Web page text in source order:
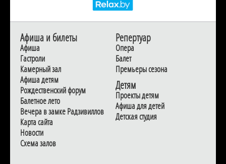
Афиша и билеты
Афиша
Гастроли
Камерный зал
Афиша детям
Рождественский форум
Балетное лето
Вечера в замке Радзивиллов
Карта сайта
Новости
Схема залов
Репертуар
Опера
Балет
Премьеры сезона
Детям
Проекты детям
Афиша для детей
Детская студия